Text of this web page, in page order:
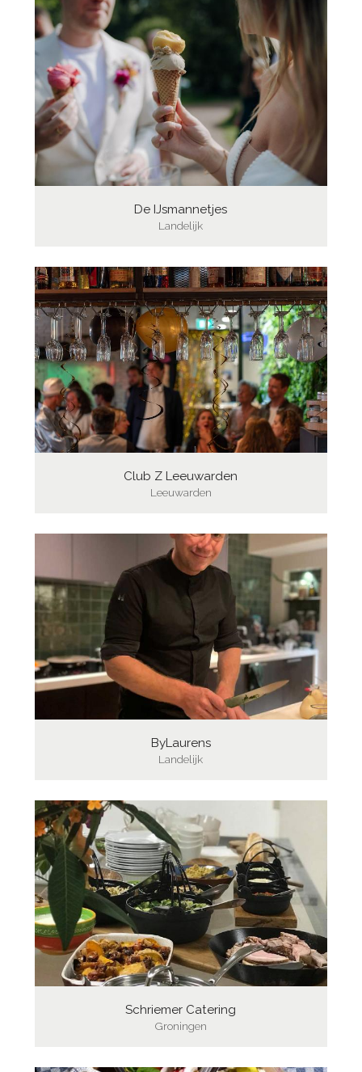
De IJsmannetjes
Landelijk
Club Z Leeuwarden
Leeuwarden
ByLaurens
Landelijk
Schriemer Catering
Groningen